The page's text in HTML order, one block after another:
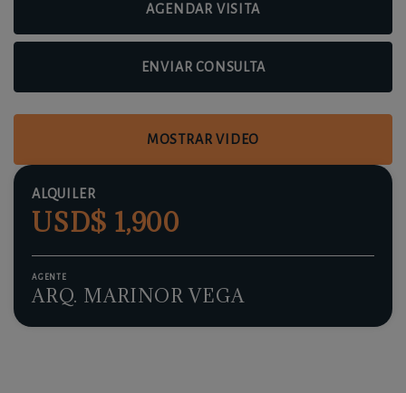
AGENDAR VISITA
ENVIAR CONSULTA
MOSTRAR VIDEO
ALQUILER
USD$ 1,900
AGENTE
ARQ. MARINOR VEGA